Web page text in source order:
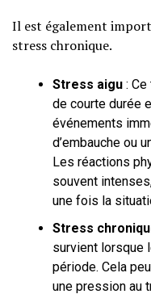
Il est également
stress chronique.
Stress aigu :
de courte durée
événements
d’embauche ou
Les réactions
souvent
une fois la
Stress
survient lorsque
période. Cela
une pression au